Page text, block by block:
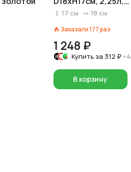
антрацитовый
17 см 18 см
Заказали177раз
1 248 ₽
Купить за 312 ₽ ×4
В корзину